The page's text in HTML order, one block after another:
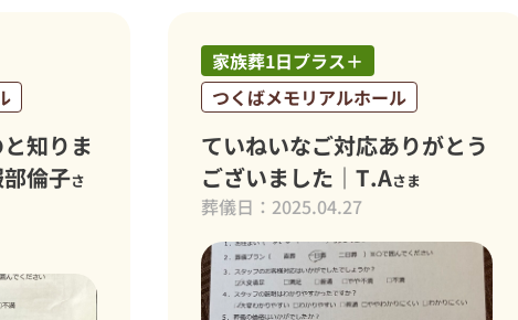
モリアルホール
いなご対応ありがとう
した｜T.A
家族葬1日プラス＋
やすらぎ苑
おかげ様で良い
ました｜栁田
葬儀日：2024.09.10